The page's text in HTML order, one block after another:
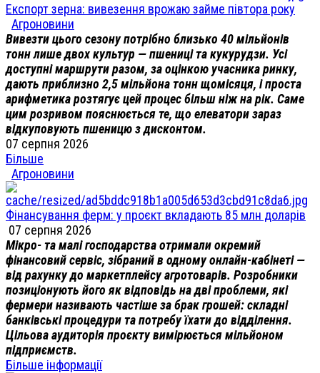
Експорт зерна: вивезення врожаю займе півтора року
Агроновини
Вивезти цього сезону потрібно близько 40 мільйонів
тонн лише двох культур — пшениці та кукурудзи. Усі
доступні маршрути разом, за оцінкою учасника ринку,
дають приблизно 2,5 мільйона тонн щомісяця, і проста
арифметика розтягує цей процес більш ніж на рік. Саме
цим розривом пояснюється те, що елеватори зараз
відкуповують пшеницю з дисконтом.
07 серпня 2026
Більше
Агроновини
Фінансування ферм: у проєкт вкладають 85 млн доларів
07 серпня 2026
Мікро- та малі господарства отримали окремий
фінансовий сервіс, зібраний в одному онлайн-кабінеті —
від рахунку до маркетплейсу агротоварів. Розробники
позиціонують його як відповідь на дві проблеми, які
фермери називають частіше за брак грошей: складні
банківські процедури та потребу їхати до відділення.
Цільова аудиторія проєкту вимірюється мільйоном
підприємств.
Більше інформації